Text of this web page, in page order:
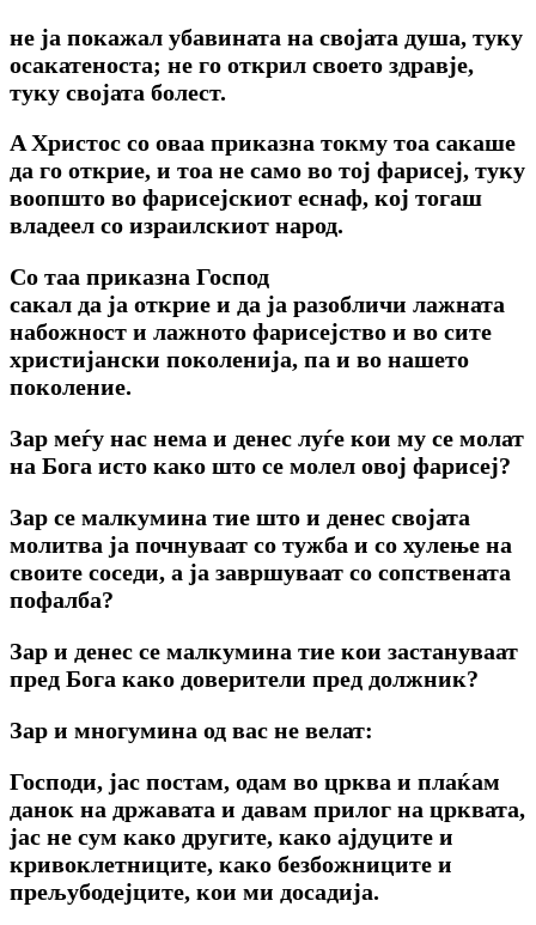
не ја покажал убавината на својата душа, туку
осакатеноста; не го открил своето здравје,
туку својата болест.
A Христос co оваа приказна токму тоа сакаше
да го открие, и тоа не само во тој фарисеј, туку
воопшто во фарисејскиот еснаф, кој тогаш
владеел co израилскиот народ.
Co таа приказна Господ
сакал да ja открие и да ја разобличи лажната
набожност и лажното фарисејство и во сите
христијански поколенија, па и во нашето
поколение.
Зар меѓу нас нема и денес луѓе кои му се молат
на Бога исто како што се молел овој фарисеј?
Зар се малкумина тие што и денес својата
молитва ја почнуваат co тужба и co хулење на
своите соседи, a ja завршуваат co сопствената
пофалба?
Зар и денес се малкумина тие кои застануваат
пред Бога како доверители пред должник?
Зар и многумина од вас не велат:
Господи, јас постам, одам во црква и плаќам
данок на државата и давам прилог на црквата,
jac не сум како другите, како ajдуците и
кривоклетниците, како безбожниците и
прељубодејците, кои ми досадија.